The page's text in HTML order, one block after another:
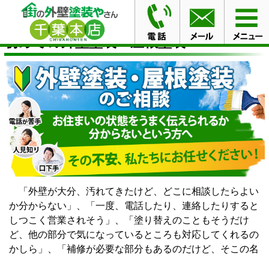
HOME 初めての外壁塗装・屋根塗装
初めての外壁塗装・屋根塗装
「外壁が大分、汚れてきたけど、どこに相談したらよい
か分からない」、「一度、電話したり、連絡したりすると
しつこく営業されそう」、「塗り替えのこともそうだけ
ど、他の部分で気になっているところも対応してくれるの
かしら」、「補修が必要な部分もあるのだけど、そこの名